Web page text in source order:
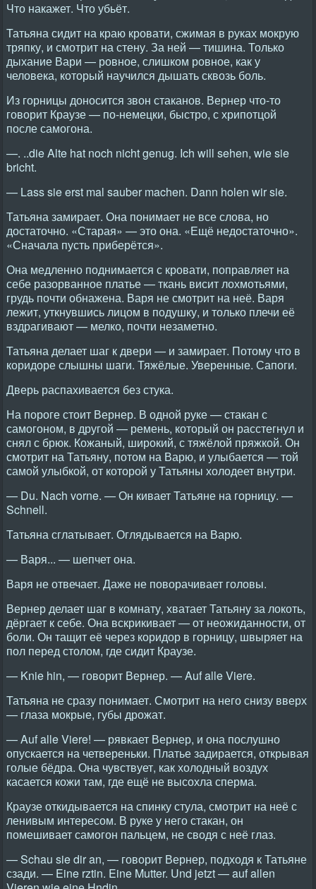
Что накажет. Что убьёт.
Татьяна сидит на краю кровати, сжимая в руках мокрую
тряпку, и смотрит на стену. За ней — тишина. Только
дыхание Вари — ровное, слишком ровное, как у
человека, который научился дышать сквозь боль.
Из горницы доносится звон стаканов. Вернер что-то
говорит Краузе — по-немецки, быстро, с хрипотцой
после самогона.
—. ..die Alte hat noch nicht genug. Ich will sehen, wie sie
bricht.
— Lass sie erst mal sauber machen. Dann holen wir sie.
Татьяна замирает. Она понимает не все слова, но
достаточно. «Старая» — это она. «Ещё недостаточно».
«Сначала пусть приберётся».
Она медленно поднимается с кровати, поправляет на
себе разорванное платье — ткань висит лохмотьями,
грудь почти обнажена. Варя не смотрит на неё. Варя
лежит, уткнувшись лицом в подушку, и только плечи её
вздрагивают — мелко, почти незаметно.
Татьяна делает шаг к двери — и замирает. Потому что в
коридоре слышны шаги. Тяжёлые. Уверенные. Сапоги.
Дверь распахивается без стука.
На пороге стоит Вернер. В одной руке — стакан с
самогоном, в другой — ремень, который он расстегнул и
снял с брюк. Кожаный, широкий, с тяжёлой пряжкой. Он
смотрит на Татьяну, потом на Варю, и улыбается — той
самой улыбкой, от которой у Татьяны холодеет внутри.
— Du. Nach vorne. — Он кивает Татьяне на горницу. —
Schnell.
Татьяна сглатывает. Оглядывается на Варю.
— Варя... — шепчет она.
Варя не отвечает. Даже не поворачивает головы.
Вернер делает шаг в комнату, хватает Татьяну за локоть,
дёргает к себе. Она вскрикивает — от неожиданности, от
боли. Он тащит её через коридор в горницу, швыряет на
пол перед столом, где сидит Краузе.
— Knie hin, — говорит Вернер. — Auf alle Viere.
Татьяна не сразу понимает. Смотрит на него снизу вверх
— глаза мокрые, губы дрожат.
— Auf alle Viere! — рявкает Вернер, и она послушно
опускается на четвереньки. Платье задирается, открывая
голые бёдра. Она чувствует, как холодный воздух
касается кожи там, где ещё не высохла сперма.
Краузе откидывается на спинку стула, смотрит на неё с
ленивым интересом. В руке у него стакан, он
помешивает самогон пальцем, не сводя с неё глаз.
— Schau sie dir an, — говорит Вернер, подходя к Татьяне
сзади. — Eine rztin. Eine Mutter. Und jetzt — auf allen